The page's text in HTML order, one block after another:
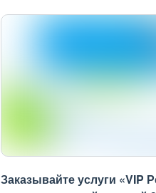
Заказывайте услуги «VIP